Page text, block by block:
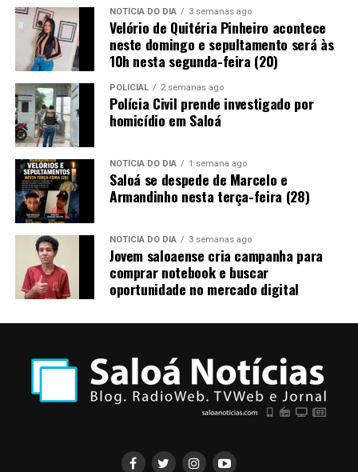
NOTÍCIA DO DIA 3 semanas ago
Velório de Quitéria Pinheiro acontece
neste domingo e sepultamento será às
10h nesta segunda-feira (20)
POLICIAL 2 semanas ago
Polícia Civil prende investigado por
homicídio em Saloá
NOTÍCIA DO DIA 1 semana ago
Saloá se despede de Marcelo e
Armandinho nesta terça-feira (28)
NOTÍCIA DO DIA 3 semanas ago
Jovem saloaense cria campanha para
comprar notebook e buscar
oportunidade no mercado digital